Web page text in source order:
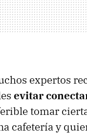
expertos
evitar
tomar
cafetería y